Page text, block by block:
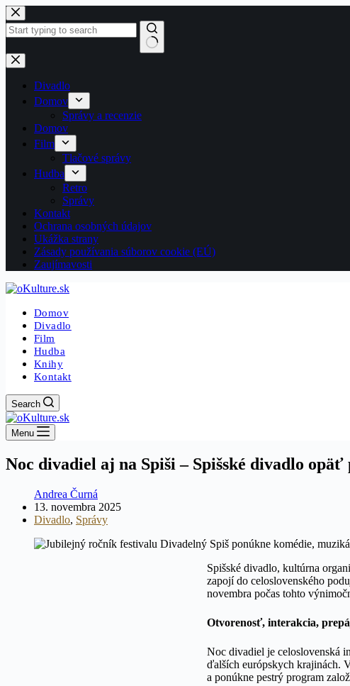
Skip
to
content
No
results
Divadlo
Domov
Správy a recenzie
Domov
Film
Tlačové správy
Hudba
Retro
Správy
Kontakt
Ochrana osobných údajov
Ukážka strany
Zásady používania súborov cookie (EÚ)
Zaujímavosti
Domov
Divadlo
Film
Hudba
Knihy
Kontakt
Search
Menu
Noc divadiel aj na Spiši – Spišské divadlo
Andrea Čurná
13. novembra 2025
Divadlo, Správy
Spišské divadlo, kultúrna
zapojí do celoslovenského
novembra počas tohto
Otvorenosť, interakcia,
Noc divadiel je celoslovenská
ďalších európskych krajinách.
a ponúkne pestrý program